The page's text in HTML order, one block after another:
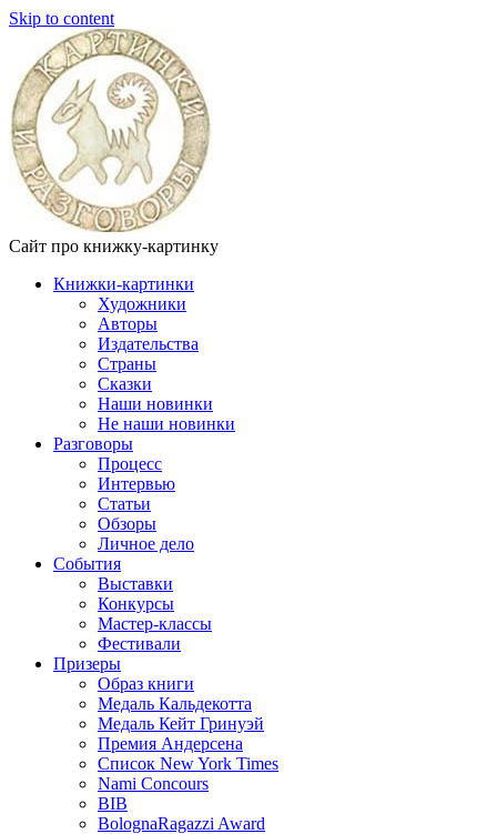
Skip to content
Сайт про книжку-картинку
Книжки-картинки
Художники
Авторы
Издательства
Страны
Сказки
Наши новинки
Не наши новинки
Разговоры
Процесс
Интервью
Статьи
Обзоры
Личное дело
События
Выставки
Конкурсы
Мастер-классы
Фестивали
Призеры
Образ книги
Медаль Кальдекотта
Медаль Кейт Гринуэй
Премия Андерсена
Список New York Times
Nami Concours
BIB
BolognaRagazzi Award